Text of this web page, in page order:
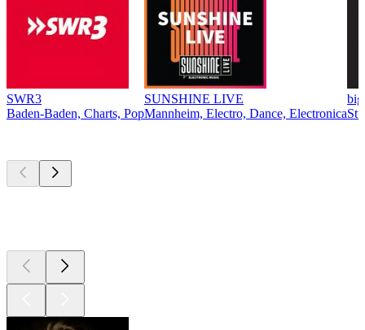
SWR3
Baden-Baden, Charts, Pop
SUNSHINE LIVE
Mannheim, Electro, Dance, Electronica